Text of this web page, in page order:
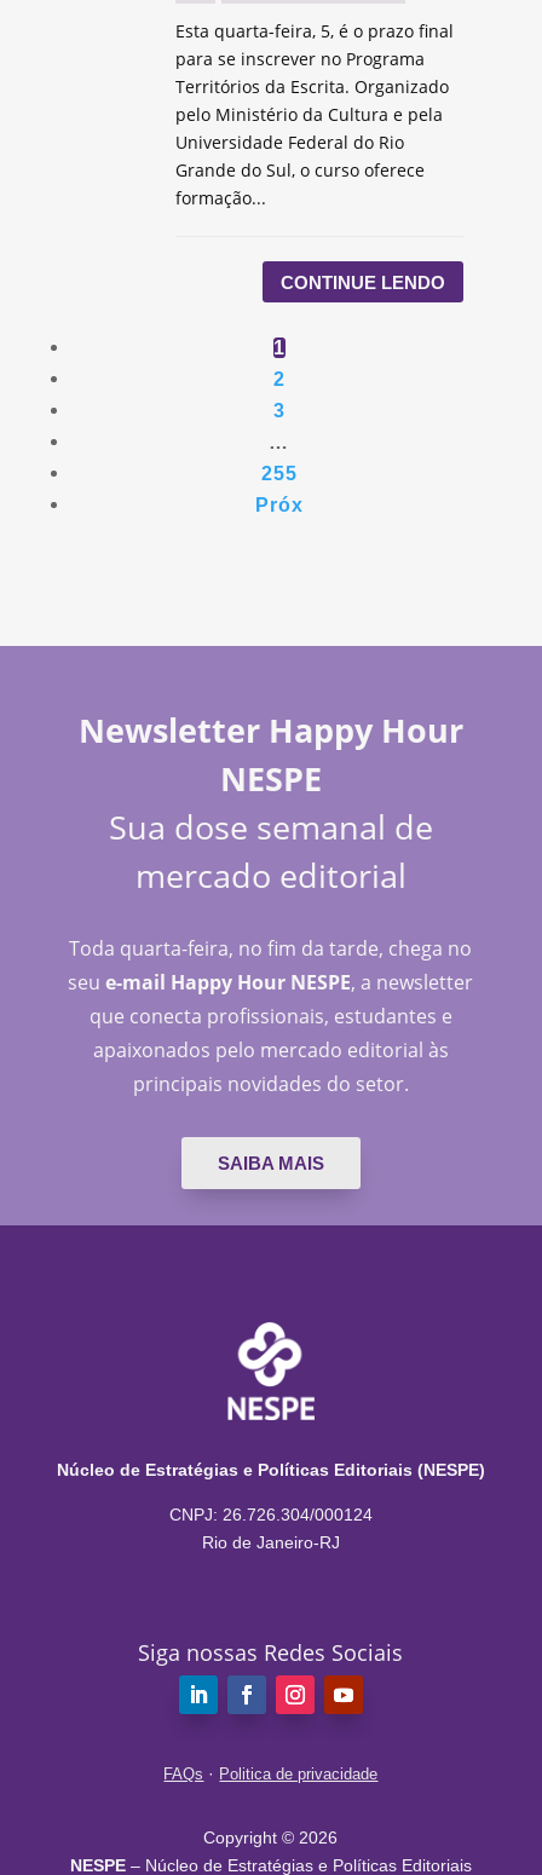
Esta quarta-feira, 5, é o prazo final
para se inscrever no Programa
Territórios da Escrita. Organizado
pelo Ministério da Cultura e pela
Universidade Federal do Rio
Grande do Sul, o curso oferece
formação...
CONTINUE LENDO
1
2
3
…
255
Próx
Newsletter Happy Hour
NESPE
Sua dose semanal de
mercado editorial
Toda quarta-feira, no fim da tarde, chega no
seue-mail Happy Hour NESPE, a newsletter
que conecta profissionais, estudantes e
apaixonados pelo mercado editorial às
principais novidades do setor.
SAIBA MAIS
Núcleo de Estratégias e Políticas Editoriais (NESPE)
CNPJ: 26.726.304/000124
Rio de Janeiro-RJ
Siga nossas Redes Sociais
FAQs · Politica de privacidade
Copyright © 2026
NESPE– Núcleo de Estratégias e Políticas Editoriais